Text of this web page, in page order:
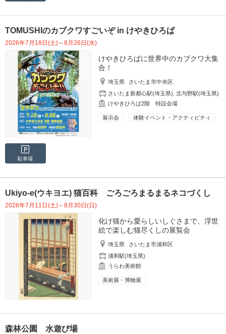
TOMUSHIのカブクワすごいぞ in けやきひろば
2026年7月18日(土)～8月26日(水)
けやきひろばに世界中のカブクワ大集
合！
埼玉県
さいたま市中央区
さいたま新都心駅(埼玉県) ,北与野駅(埼玉県)
けやきひろば2階 特設会場
展示会 体験イベント・アクティビティ
駐車場
Ukiyo-e(ウキヨエ) 猫百科 ごろごろまるまるネコづくし
2026年7月11日(土)～8月30日(日)
化け猫から愛らしいしぐさまで、浮世
絵で楽しむ猫尽くしの展覧会
埼玉県
さいたま市浦和区
浦和駅(埼玉県)
うらわ美術館
美術展・博物展
森林公園 水遊び場